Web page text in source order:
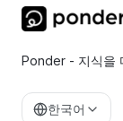
Ponder - 지식을
한국어